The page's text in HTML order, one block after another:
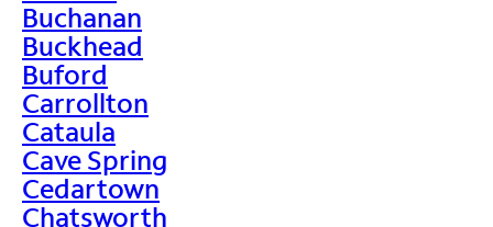
Buchanan
Buckhead
Buford
Carrollton
Cataula
Cave Spring
Cedartown
Chatsworth